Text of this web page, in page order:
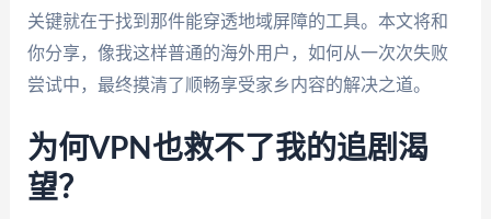
关键就在于找到那件能穿透地域屏障的工具。本文将和
你分享，像我这样普通的海外用户，如何从一次次失败
尝试中，最终摸清了顺畅享受家乡内容的解决之道。
为何VPN也救不了我的追剧渴
望？